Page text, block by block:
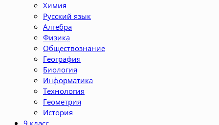
Химия
Русский язык
Алгебра
Физика
Обществознание
География
Биология
Информатика
Технология
Геометрия
История
9 класс